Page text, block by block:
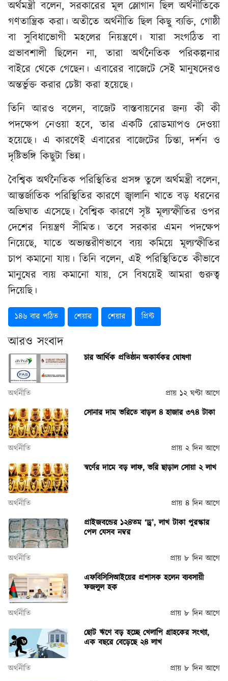
অর্থমন্ত্রী বলেন, সরকারের মূল স্লোগান ছিল অর্থনীতিকে
গণতান্ত্রিক করা। অতীতে অর্থনীতি ছিল কিছু ব্যক্তি, গোষ্ঠী
বা সুবিধাভোগী মহলের নিয়ন্ত্রণে। যারা সংগঠিত বা
প্রভাবশালী ছিলেন না, তারা অর্থনৈতিক পরিকল্পনার
বাইরে থেকে গেছেন। এবারের বাজেটে সেই মানুষদেরও
অন্তর্ভুক্ত করার চেষ্টা করা হয়েছে।
তিনি আরও বলেন, বাজেট বাস্তবায়নের জন্য কী কী
পদক্ষেপ নেওয়া হবে, তার একটি রোডম্যাপও দেওয়া
হয়েছে। এ কারণেই এবারের বাজেটের চিন্তা, দর্শন ও
দৃষ্টিভঙ্গি কিছুটা ভিন্ন।
বৈশ্বিক অর্থনৈতিক পরিস্থিতির প্রসঙ্গ তুলে অর্থমন্ত্রী বলেন,
আন্তর্জাতিক পরিস্থিতির কারণে জ্বালানি খাতে বড় ধরনের
অভিঘাত এসেছে। বৈশ্বিক কারণে সৃষ্ট মূল্যস্ফীতির ওপর
দেশের নিয়ন্ত্রণ সীমিত। তবে সরকার এমন পদক্ষেপ
নিয়েছে, যাতে অভ্যন্তরীণভাবে ব্যয় কমিয়ে মূল্যস্ফীতির
চাপ কমানো যায়। তিনি বলেন, এই পরিস্থিতিতে কীভাবে
মানুষের ব্যয় কমানো যায়, সে বিষয়েই আমরা গুরুত্ব
দিয়েছি।
১৪৬ বার পঠিত শেয়ার শেয়ার প্রিন্ট
আরও সংবাদ
চার আর্থিক প্রতিষ্ঠান অকার্যকর ঘোষণা
অর্থনীতি
প্রায় ১২ ঘণ্টা আগে
সোনার দাম ভ‌রি‌তে বাড়ল ৪ হাজার ৩৭৪ টাকা
অর্থনীতি
প্রায় ২ দিন আগে
স্বর্ণের দামে বড় লাফ, ভরি ছাড়াল সোয়া ২ লাখ
অর্থনীতি
প্রায় ৪ দিন আগে
প্রাইজবন্ডের ১২৪তম ‘ড্র’, লাখ টাকা পুরস্কার
পেল যেসব নম্বর
অর্থনীতি
প্রায় ৮ দিন আগে
এফবিসিসিআইয়ের প্রশাসক হলেন ব্যবসায়ী
ফজলুল হক
অর্থনীতি
প্রায় ৮ দিন আগে
ছোট ঋণে বড় হচ্ছে খেলাপি গ্রাহকের সংখ্যা,
এক বছরে বেড়েছে ২৪ লাখ
অর্থনীতি
প্রায় ৮ দিন আগে